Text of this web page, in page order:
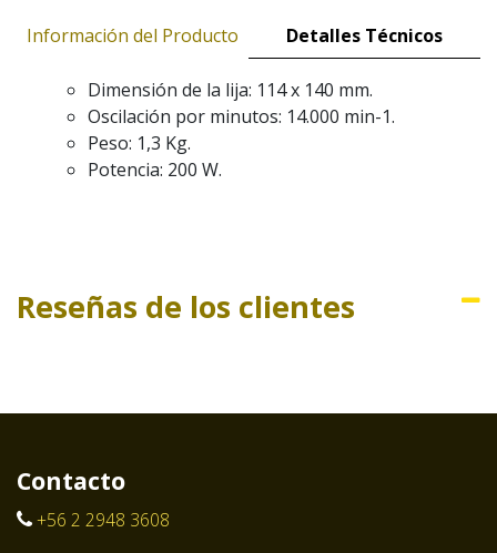
Información del Producto Detalles Técnicos
Dimensión de la lija: 114 x 140 mm.
Oscilación por minutos: 14.000 min-1.
Peso: 1,3 Kg.
Potencia: 200 W.
Reseñas de los clientes
Contacto
+56 2 2948 3608